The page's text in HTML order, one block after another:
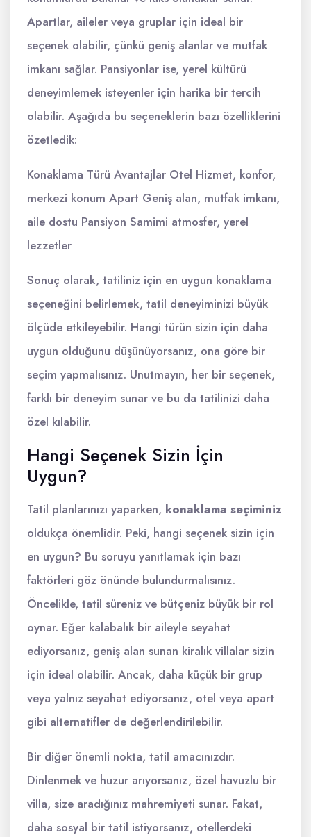
Apartlar, aileler veya gruplar için ideal bir
seçenek olabilir, çünkü geniş alanlar ve mutfak
imkanı sağlar. Pansiyonlar ise, yerel kültürü
deneyimlemek isteyenler için harika bir tercih
olabilir. Aşağıda bu seçeneklerin bazı özelliklerini
özetledik:
Konaklama Türü Avantajlar Otel Hizmet, konfor,
merkezi konum Apart Geniş alan, mutfak imkanı,
aile dostu Pansiyon Samimi atmosfer, yerel
lezzetler
Sonuç olarak, tatiliniz için en uygun konaklama
seçeneğini belirlemek, tatil deneyiminizi büyük
ölçüde etkileyebilir. Hangi türün sizin için daha
uygun olduğunu düşünüyorsanız, ona göre bir
seçim yapmalısınız. Unutmayın, her bir seçenek,
farklı bir deneyim sunar ve bu da tatilinizi daha
özel kılabilir.
Hangi Seçenek Sizin İçin
Uygun?
Tatil planlarınızı yaparken, konaklama seçiminiz
oldukça önemlidir. Peki, hangi seçenek sizin için
en uygun? Bu soruyu yanıtlamak için bazı
faktörleri göz önünde bulundurmalısınız.
Öncelikle, tatil süreniz ve bütçeniz büyük bir rol
oynar. Eğer kalabalık bir aileyle seyahat
ediyorsanız, geniş alan sunan kiralık villalar sizin
için ideal olabilir. Ancak, daha küçük bir grup
veya yalnız seyahat ediyorsanız, otel veya apart
gibi alternatifler de değerlendirilebilir.
Bir diğer önemli nokta, tatil amacınızdır.
Dinlenmek ve huzur arıyorsanız, özel havuzlu bir
villa, size aradığınız mahremiyeti sunar. Fakat,
daha sosyal bir tatil istiyorsanız, otellerdeki